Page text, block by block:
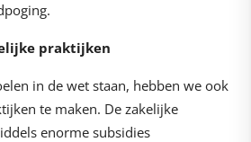
praktijken
in de wet staan, hebben we ook
te maken. De zakelijke
enorme subsidies